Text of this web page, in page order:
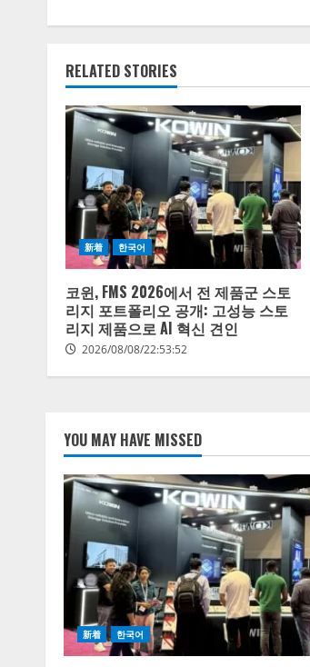
RELATED STORIES
新着 한국어
코윈, FMS 2026에서 전 제품군 스토
리지 포트폴리오 공개: 고성능 스토
리지 제품으로 AI 혁신 견인
2026/08/08/22:53:52
YOU MAY HAVE MISSED
新着 한국어